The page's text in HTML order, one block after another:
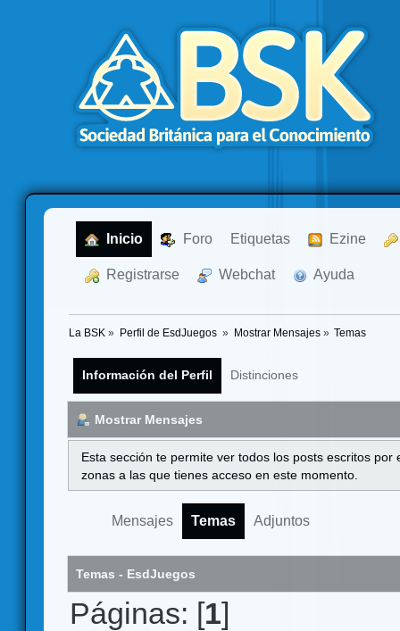
Inicio Foro Etiquetas Ezine
Registrarse Webchat Ayuda
La BSK » Perfil de EsdJuegos » Mostrar Mensajes» Temas
Información del Perfil Distinciones
Mostrar Mensajes
Esta sección te permite ver todos los posts escritos
zonas a las que tienes acceso en este momento.
Mensajes Temas Adjuntos
Temas - EsdJuegos
Páginas: [1]